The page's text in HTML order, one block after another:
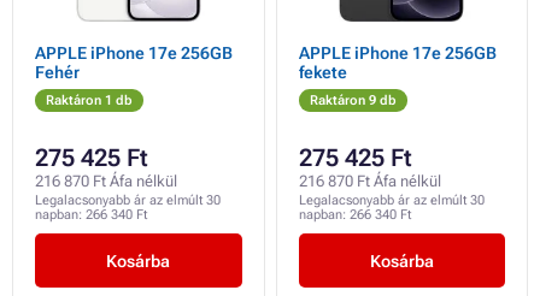
APPLE iPhone 17e 256GB
Fehér
Raktáron 1 db
275 425 Ft
216 870 Ft Áfa nélkül
Legalacsonyabb ár az elmúlt 30
napban: 266 340 Ft
Kosárba
APPLE iPhone 17e 256GB
fekete
Raktáron 9 db
275 425 Ft
216 870 Ft Áfa nélkül
Legalacsonyabb ár az elmúlt 30
napban: 266 340 Ft
Kosárba